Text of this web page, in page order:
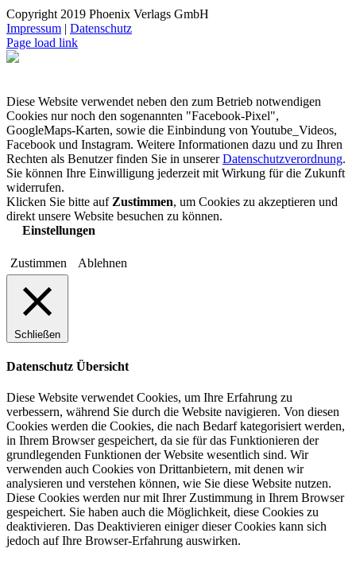
Copyright 2019 Phoenix Verlags GmbH
Impressum | Datenschutz
Page load link
Diese Website verwendet neben den zum Betrieb notwendigen
Cookies nur noch den sogenannten "Facebook-Pixel",
GoogleMaps-Karten, sowie die Einbindung von Youtube_Videos,
Facebook und Instagram. Weitere Informationen dazu und zu Ihren
Rechten als Benutzer finden Sie in unsererDatenschutzverordnung.
Sie können Ihre Einwilligung jederzeit mit Wirkung für die Zukunft
widerrufen.
Klicken Sie bitte auf Zustimmen, um Cookies zu akzeptieren und
direkt unsere Website besuchen zu können.
Einstellungen
Zustimmen Ablehnen
Schließen
Datenschutz Übersicht
Diese Website verwendet Cookies, um Ihre Erfahrung zu
verbessern, während Sie durch die Website navigieren. Von diesen
Cookies werden die Cookies, die nach Bedarf kategorisiert werden,
in Ihrem Browser gespeichert, da sie für das Funktionieren der
grundlegenden Funktionen der Website wesentlich sind. Wir
verwenden auch Cookies von Drittanbietern, mit denen wir
analysieren und verstehen können, wie Sie diese Website nutzen.
Diese Cookies werden nur mit Ihrer Zustimmung in Ihrem Browser
gespeichert. Sie haben auch die Möglichkeit, diese Cookies zu
deaktivieren. Das Deaktivieren einiger dieser Cookies kann sich
jedoch auf Ihre Browser-Erfahrung auswirken.